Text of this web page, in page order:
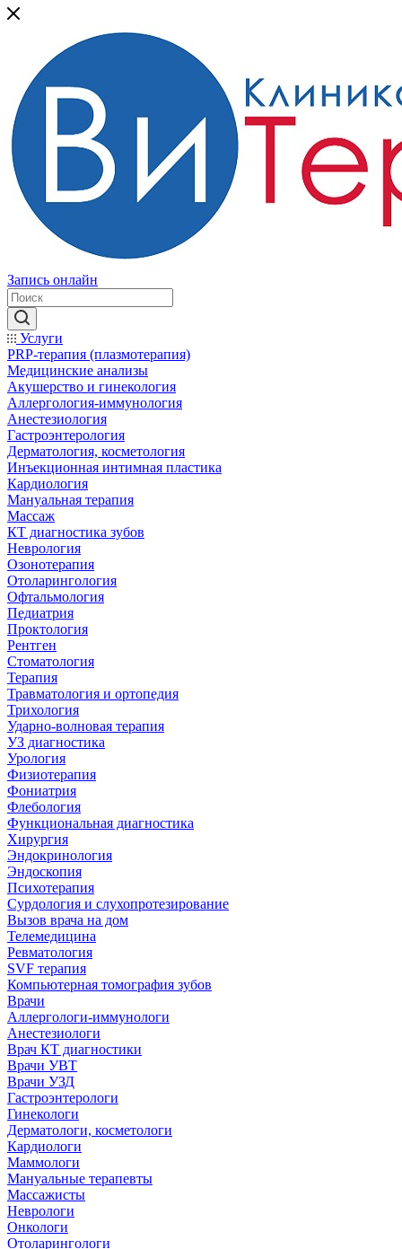
Запись онлайн
Услуги
PRP-терапия (плазмотерапия)
Медицинские анализы
Акушерство и гинекология
Аллергология-иммунология
Анестезиология
Гастроэнтерология
Дерматология, косметология
Инъекционная интимная пластика
Кардиология
Мануальная терапия
Массаж
КТ диагностика зубов
Неврология
Озонотерапия
Отоларингология
Офтальмология
Педиатрия
Проктология
Рентген
Стоматология
Терапия
Травматология и ортопедия
Трихология
Ударно-волновая терапия
УЗ диагностика
Урология
Физиотерапия
Фониатрия
Флебология
Функциональная диагностика
Хирургия
Эндокринология
Эндоскопия
Психотерапия
Сурдология и слухопротезирование
Вызов врача на дом
Телемедицина
Ревматология
SVF терапия
Компьютерная томография зубов
Врачи
Аллергологи-иммунологи
Анестезиологи
Врач КТ диагностики
Врачи УВТ
Врачи УЗД
Гастроэнтерологи
Гинекологи
Дерматологи, косметологи
Кардиологи
Маммологи
Мануальные терапевты
Массажисты
Неврологи
Онкологи
Отоларингологи